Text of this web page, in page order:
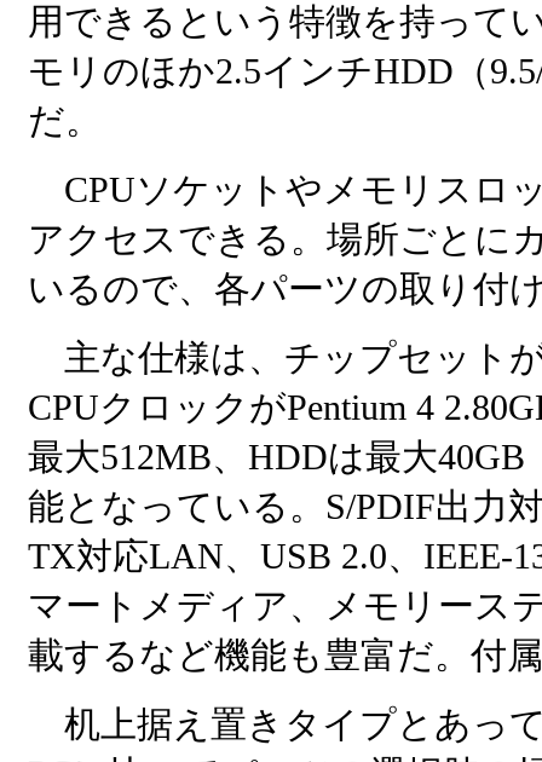
用できるという特徴を持って
モリのほか2.5インチHDD（
だ。
CPUソケットやメモリスロ
アクセスできる。場所ごとに
いるので、各パーツの取り付
主な仕様は、チップセットが
CPUクロックがPentium 4
最大512MB、HDDは最大
能となっている。S/PDIF出力
TX対応LAN、USB 2.0、IEEE-
マートメディア、メモリース
載するなど機能も豊富だ。付
机上据え置きタイプとあっ